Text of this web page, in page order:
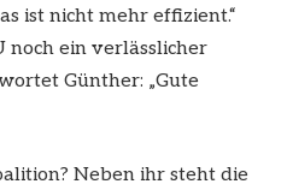
ist nicht mehr effizient.“
noch ein verlässlicher
Günther: „Gute
Neben ihr steht die